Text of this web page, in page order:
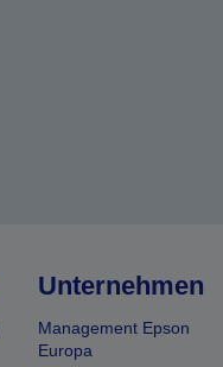
Unternehmen
Management Epson
Europa